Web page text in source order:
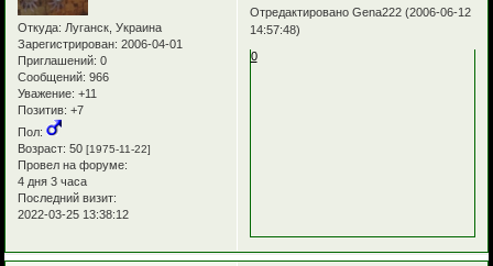
Откуда: Луганск, Украина
Зарегистрирован: 2006-04-01
Приглашений: 0
Сообщений: 966
Уважение: +11
Позитив: +7
Пол:
Возраст: 50[1975-11-22]
Провел на форуме:
4 дня 3 часа
Последний визит:
2022-03-25 13:38:12
Отредактировано Gena222 (2006-06-12
14:57:48)
0